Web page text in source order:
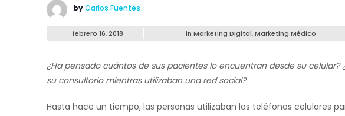
byCarlos Fuentes
febrero 16, 2018 in Marketing Digital,Marketing Médico
¿Ha pensado cuántos de sus pacientes lo encuentran desde su
su consultorio mientras utilizaban una red social?
Hasta hace un tiempo, las personas utilizaban los teléfonos celulares